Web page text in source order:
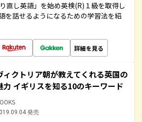
直し英語」を始め英検(R)１級を取得し
を話せるようになるための学習法を紹
詳細を見る
ィクトリア朝が教えてくれる英国の
力 イギリスを知る10のキーワード
発売